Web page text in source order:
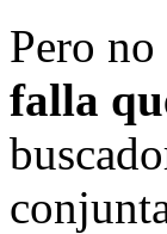
Pero no
falla